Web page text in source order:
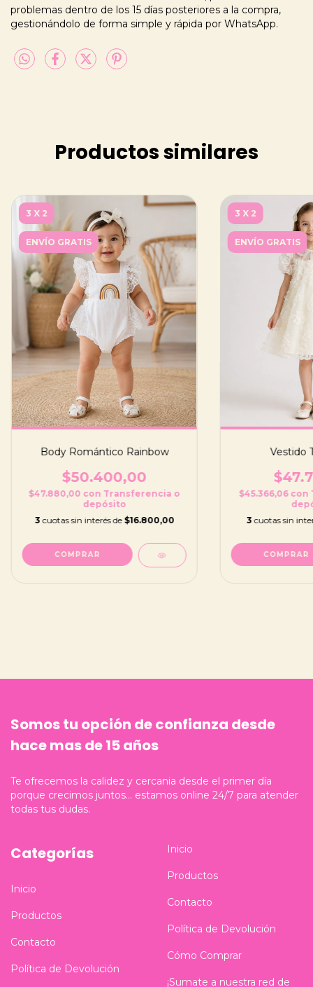
problemas dentro de los 15 días posteriores a la compra,
gestionándolo de forma simple y rápida por WhatsApp.
Productos similares
3 X 2
ENVÍO GRATIS
Body Romántico Rainbow
$50.400,00
$47.880,00 con Transferencia o
depósito
3 cuotas sin interés de $16.800,00
COMPRAR
3 X 2
ENVÍO GRATIS
Vestido
$45.366,06 con
3 cuotas sin
COMPRAR
Somos tu opción de confianza desde
hace mas de 15 años
Te ofrecemos la calidez y cercania desde el primer día
porque crecimos juntos... estamos online 24/7 para atender
todas tus dudas.
Categorías
Inicio
Productos
Contacto
Política de Devolución
Inicio
Productos
Contacto
Política de Devolución
Cómo Comprar
¡Sumate a nuestra red de